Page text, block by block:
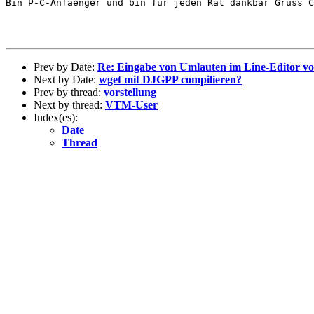
Bin P-C-Anfaenger und bin fur jeden Rat dankbar Gruss
Prev by Date: Re: Eingabe von Umlauten im Line-Editor
Next by Date: wget mit DJGPP compilieren?
Prev by thread: vorstellung
Next by thread: VTM-User
Index(es):
Date
Thread